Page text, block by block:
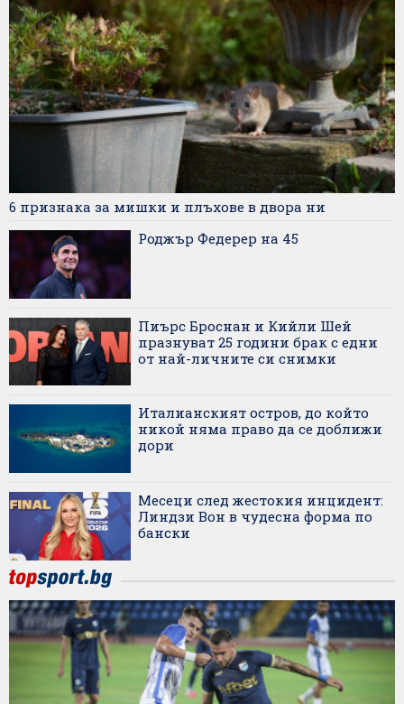
6 признака за мишки и плъхове в двора ни
Роджър Федерер на 45
Пиърс Броснан и Кийли Шей
празнуват 25 години брак с едни
от най-личните си снимки
Италианският остров, до който
никой няма право да се доближи
дори
Месеци след жестокия инцидент:
Линдзи Вон в чудесна форма по
бански